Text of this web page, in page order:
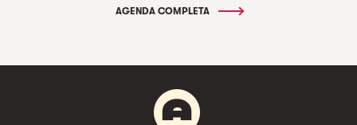
AGENDA COMPLETA